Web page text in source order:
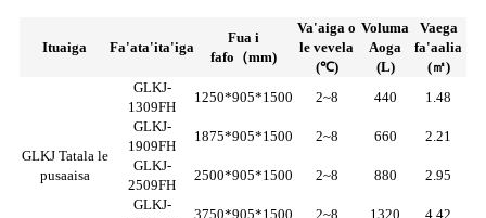
Ituaiga Fa'ata'ita'iga
Fua i
fafo（mm)
Va'aiga o
le vevela
(℃)
Voluma
Aoga
(L)
Vaega
fa'aalia
(㎡)
GLKJ Tatala le
pusaaisa
GLKJ-
1309FH
1250*905*1500 2~8 440
1.48
GLKJ-
1909FH
1875*905*1500 2~8 660
2.21
GLKJ-
2509FH
2500*905*1500 2~8 880
2.95
GLKJ-
3750*905*1500 2~8 1320
4.42